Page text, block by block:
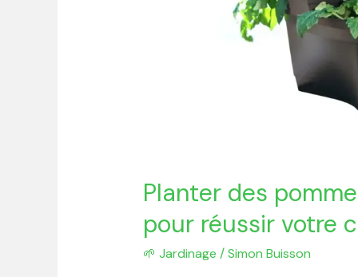
Planter des
pour réussir votre
🌱 Jardinage /Simon Buisson